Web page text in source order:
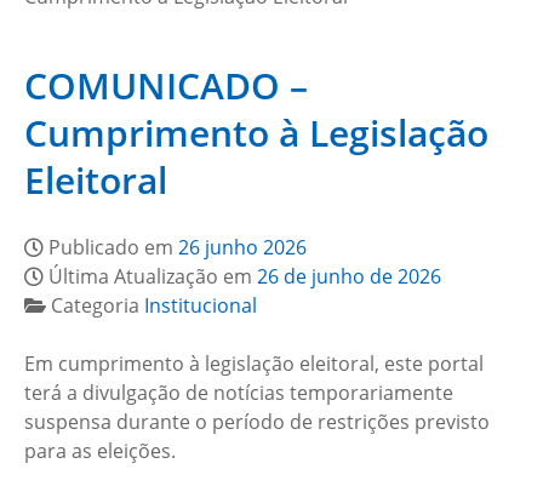
COMUNICADO –
Cumprimento à Legislação
Eleitoral
Publicado em 26 junho 2026
Última Atualização em 26 de junho de 2026
Categoria Institucional
Em cumprimento à legislação eleitoral, este portal
terá a divulgação de notícias temporariamente
suspensa durante o período de restrições previsto
para as eleições.